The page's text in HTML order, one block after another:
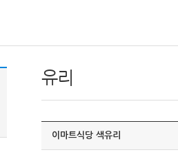
유리
이마트식당 색유리